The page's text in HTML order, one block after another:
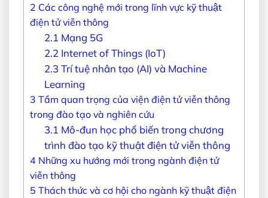
2 Các công nghệ mới trong lĩnh vực kỹ thuật
điện tử viễn thông
2.1 Mạng 5G
2.2 Internet of Things (IoT)
2.3 Trí tuệ nhân tạo (AI) và Machine
Learning
3 Tầm quan trọng của viện điện tử viễn thông
trong đào tạo và nghiên cứu
3.1 Mô-đun học phổ biến trong chương
trình đào tạo kỹ thuật điện tử viễn thông
4 Những xu hướng mới trong ngành điện tử
viễn thông
5 Thách thức và cơ hội cho ngành kỹ thuật điện